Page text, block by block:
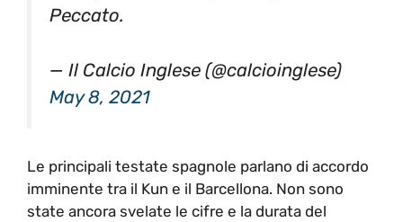
Peccato.
— Il Calcio Inglese (@calcioinglese)
May 8, 2021
Le principali testate spagnole parlano di accordo
imminente tra il Kun e il Barcellona. Non sono
state ancora svelate le cifre e la durata del